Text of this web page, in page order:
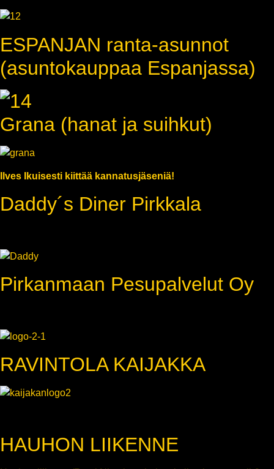
ESPANJAN ranta-asunnot
(asuntokauppaa Espanjassa)
Grana (hanat ja suihkut)
Ilves Ikuisesti kiittää kannatusjäseniä!
Daddy´s Diner Pirkkala
Pirkanmaan Pesupalvelut Oy
RAVINTOLA KAIJAKKA
HAUHON LIIKENNE